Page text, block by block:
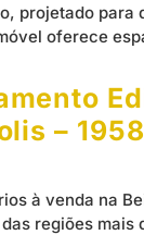
projetado
oferece
–
à venda na
regiões